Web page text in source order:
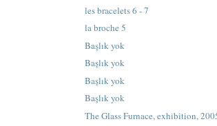
les bracelets 6 - 7
la broche 5
Başlık yok
Başlık yok
Başlık yok
Başlık yok
The Glass Furnace, exhibition,